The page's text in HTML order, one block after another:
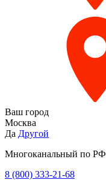
Ваш город
Москва
Да Другой
Многоканальный по РФ
8 (800) 333‑21-68